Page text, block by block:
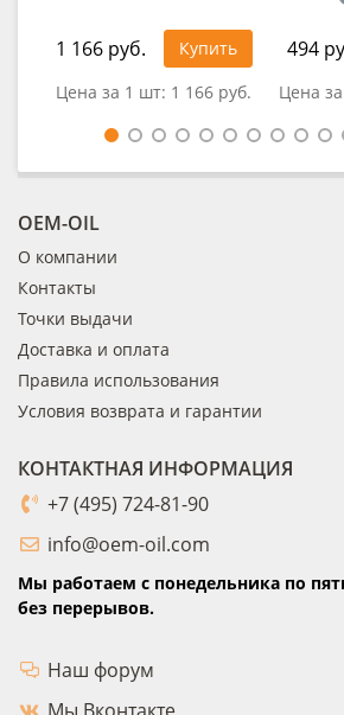
1 166 руб.
Купить
Цена за 1 шт: 1 166 руб.
494
Цена
OEM-OIL
О компании
Контакты
Точки выдачи
Доставка и оплата
Правила использования
Условия возврата и гарантии
КОНТАКТНАЯ ИНФОРМАЦИЯ
+7 (495) 724-81-90
info@oem-oil.com
Мы работаем с понедельника по
без перерывов.
Наш форум